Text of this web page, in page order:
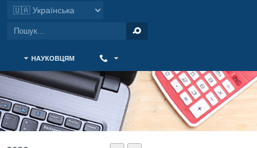
НАУКОВЦЯМ